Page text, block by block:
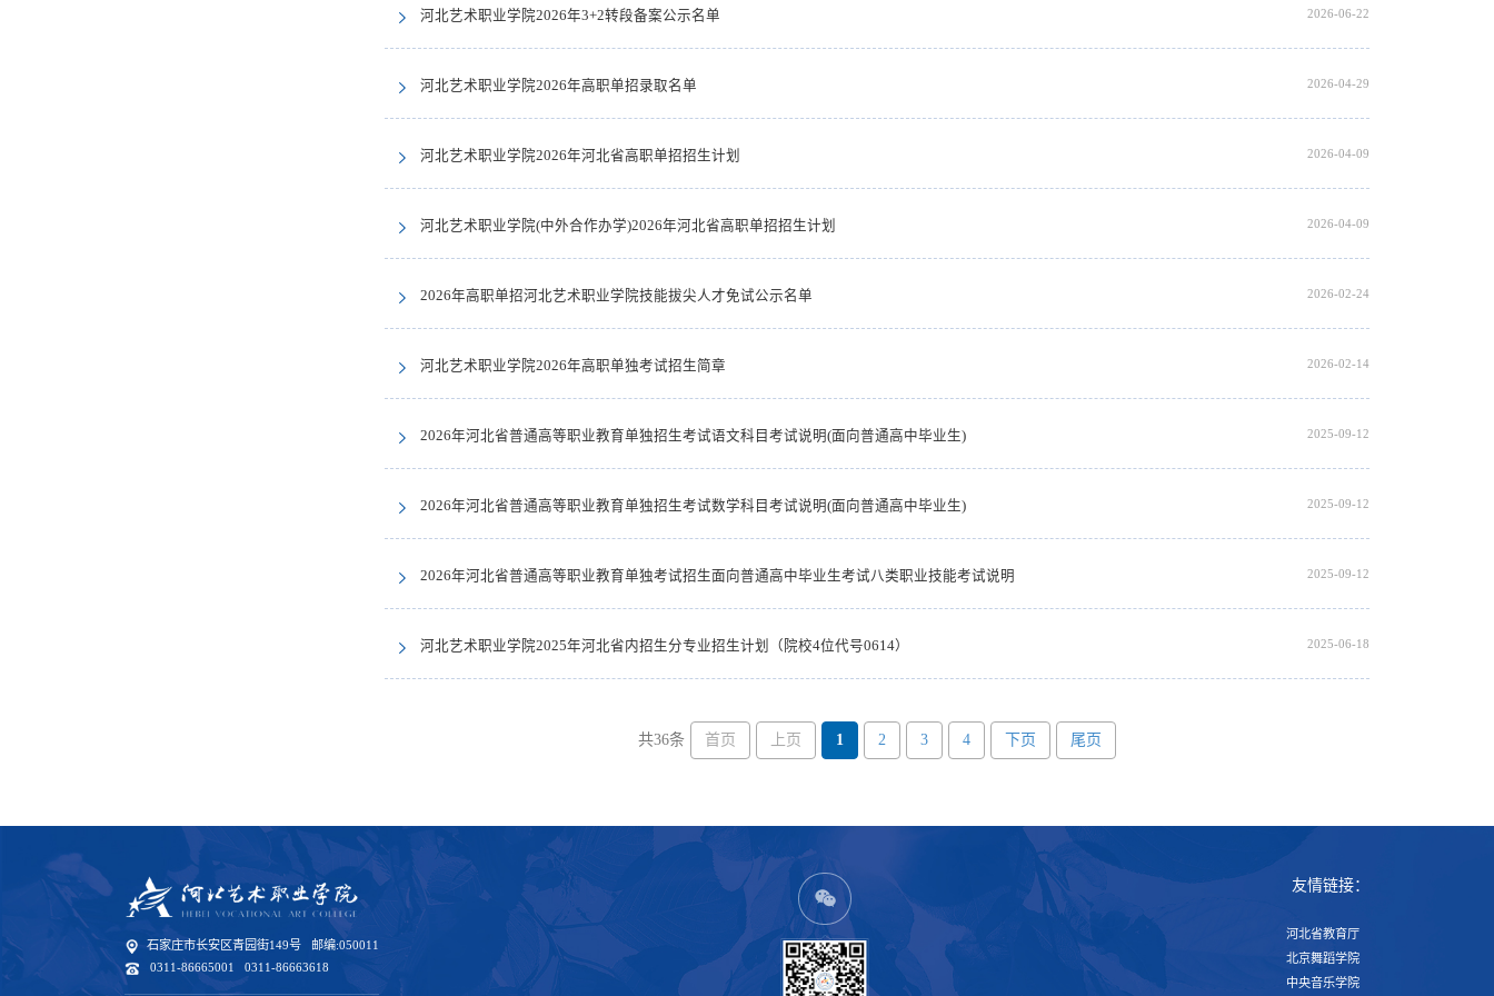
河北艺术职业学院2026年3+2转段备案公示名单 2026-06-22
河北艺术职业学院2026年高职单招录取名单 2026-04-29
河北艺术职业学院2026年河北省高职单招招生计划 2026-04-09
河北艺术职业学院(中外合作办学)2026年河北省高职单招招生计划 2026-04-09
2026年高职单招河北艺术职业学院技能拔尖人才免试公示名单 2026-02-24
河北艺术职业学院2026年高职单独考试招生简章 2026-02-14
2026年河北省普通高等职业教育单独招生考试语文科目考试说明(面向普通高中毕业生) 2025-09-12
2026年河北省普通高等职业教育单独招生考试数学科目考试说明(面向普通高中毕业生) 2025-09-12
2026年河北省普通高等职业教育单独考试招生面向普通高中毕业生考试八类职业技能考试说明 2025-09-12
河北艺术职业学院2025年河北省内招生分专业招生计划（院校4位代号0614） 2025-06-18
共36条 首页 上页 1 2 3 4 下页 尾页
石家庄市长安区青园街149号 邮编:050011
0311-86665001 0311-86663618
友情链接：
河北省教育厅
北京舞蹈学院
中央音乐学院